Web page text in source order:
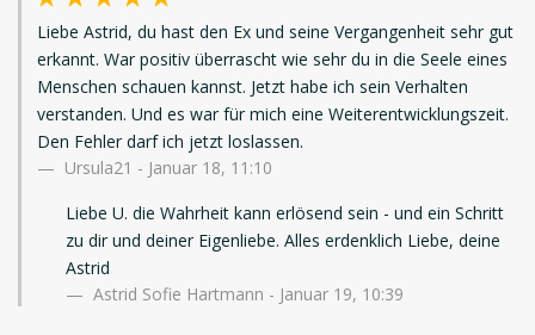
Liebe Astrid, du hast den Ex und seine Vergangenheit sehr gut
erkannt. War positiv überrascht wie sehr du in die Seele eines
Menschen schauen kannst. Jetzt habe ich sein Verhalten
verstanden. Und es war für mich eine Weiterentwicklungszeit.
Den Fehler darf ich jetzt loslassen.
Ursula21 - Januar 18, 11:10
Liebe U. die Wahrheit kann erlösend sein - und ein Schritt
zu dir und deiner Eigenliebe. Alles erdenklich Liebe, deine
Astrid
Astrid Sofie Hartmann - Januar 19, 10:39